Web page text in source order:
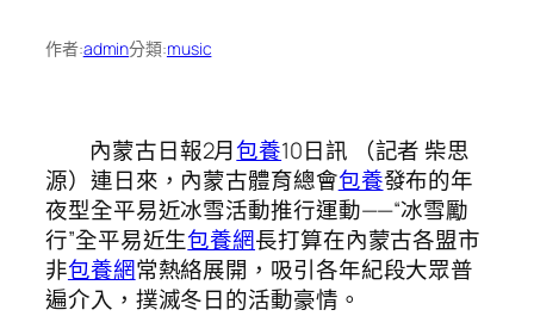
作者:admin分類:music
內蒙古日報2月包養10日訊 （記者 柴思
源）連日來，內蒙古體育總會包養發布的年
夜型全平易近冰雪活動推行運動——“冰雪勵
行”全平易近生包養網長打算在內蒙古各盟市
非包養網常熱絡展開，吸引各年紀段大眾普
遍介入，撲滅冬日的活動豪情。